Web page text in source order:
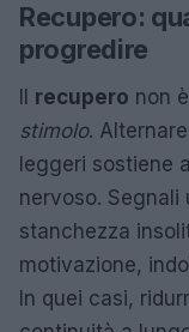
Recupero:
progredire
recupero non
stimolo.
leggeri sostiene
nervoso. Segnali
stanchezza
motivazione,
In quei casi,